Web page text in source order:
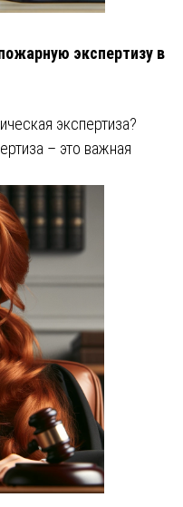
экспертизу в
экспертиза?
– это важная